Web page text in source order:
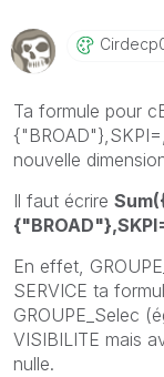
Ta formule pour
nouvelle
Il faut écrire
En effet,
SERVICE ta
GROUPE_Selec
VISIBILITE mais
nulle.